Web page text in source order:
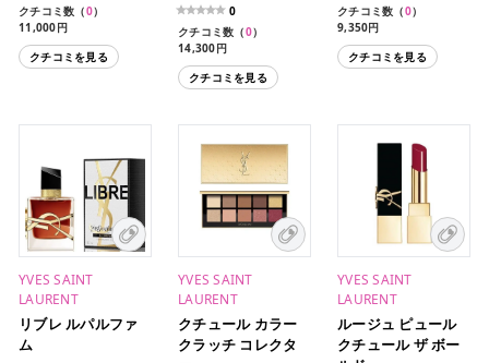
クチコミ数（0）
11,000円
クチコミを見る
0
クチコミ数（0）
14,300円
クチコミを見る
クチコミ数（0）
9,350円
クチコミを見る
YVES SAINT
LAURENT
リブレ ルパルファ
ム
YVES SAINT
LAURENT
クチュール カラー
クラッチ コレクタ
YVES SAINT
LAURENT
ルージュ ピュール
クチュール ザ ボー